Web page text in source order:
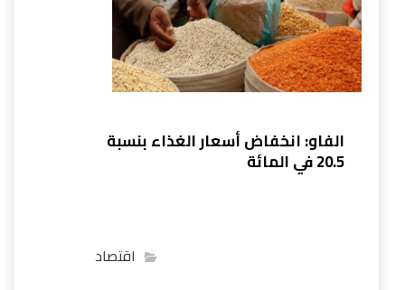
الفاو: انخفاض أسعار الغذاء بنسبة
20.5 في المائة
اقتصاد